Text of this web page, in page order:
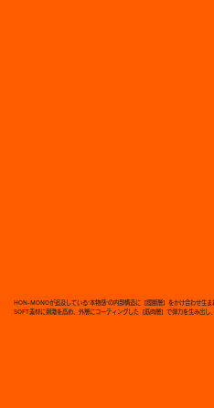
HON-MONOが追及している“本物感”の内部構造に【膣断層】をかけ合わせ生
SOFT素材に刺激を高め、外層にコーティングした【筋肉層】で弾力を生み出し